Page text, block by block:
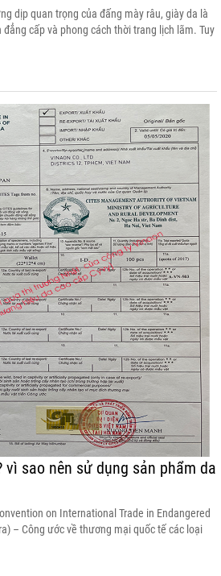
dịp quan trọng của đấng mày râu, giày da là
cấp và phong cách thời trang lịch lãm. Tuy
nghĩ gì về một đôi giày bền - đẹp và chất
vì sao nên sử dụng sản phẩm da
on International Trade in Endangered
– Công ước về thương mại quốc tế các loại
và trở thành thành viên thứ 121.